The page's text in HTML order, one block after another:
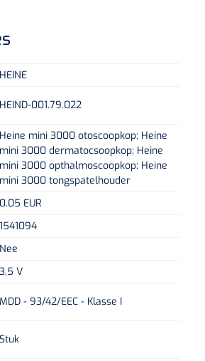
HEINE
HEIND-001.79.022
Heine mini 3000 otoscoopkop; Heine
mini 3000 dermatocsoopkop; Heine
mini 3000 opthalmoscoopkop; Heine
mini 3000 tongspatelhouder
0.05 EUR
1541094
Nee
3,5 V
MDD - 93/42/EEC - Klasse I
Stuk